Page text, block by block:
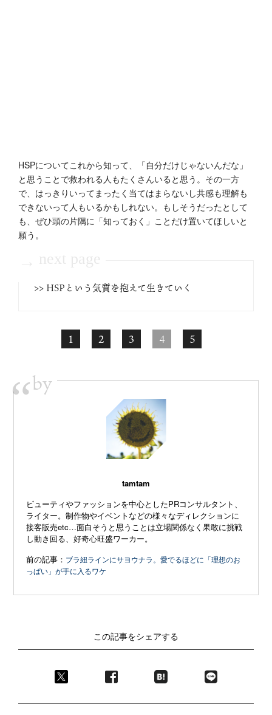
HSPについてこれから知って、「自分だけじゃないんだな」
と思うことで救われる人もたくさんいると思う。その一方
で、はっきりいってまったく当てはまらないし共感も理解も
できないって人もいるかもしれない。もしそうだったとして
も、ぜひ頭の片隅に「知っておく」ことだけ置いてほしいと
願う。
>> HSPという気質を抱えて生きていく
1 2 3 4 5
“by
tamtam
ビューティやファッションを中心としたPRコンサルタント、
ライター。制作物やイベントなどの様々なディレクションに
接客販売etc…面白そうと思うことは立場関係なく果敢に挑戦
し動き回る、好奇心旺盛ワーカー。
前の記事： ブラ紐ラインにサヨウナラ。愛でるほどに「理想のお
っぱい」が手に入るワケ
この記事をシェアする